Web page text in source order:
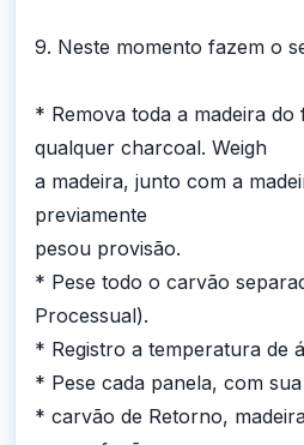
9. Neste momento fazem o
* Remova toda a madeira
qualquer charcoal. Weigh
a madeira, junto com a
previamente
pesou provisão.
* Pese todo o carvão
Processual).
* Registro a temperatura de
* Pese cada panela, com
* carvão de Retorno,